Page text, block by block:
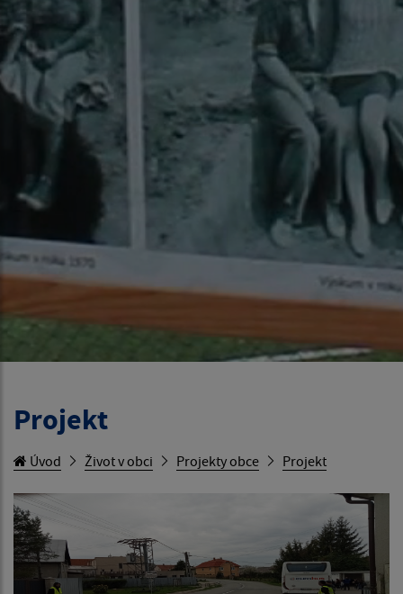
Projekt
Úvod Život v obci Projekty obce Projekt